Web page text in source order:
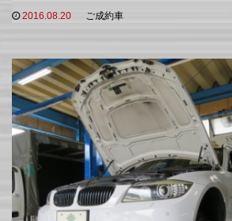
2016.08.20 ご成約車